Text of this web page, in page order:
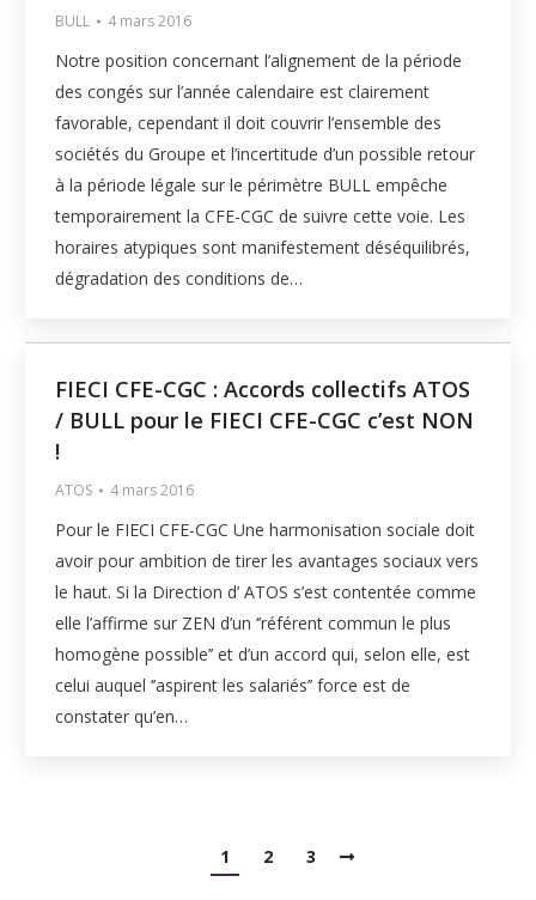
BULL 4 mars 2016
Notre position concernant l’alignement de la période
des congés sur l’année calendaire est clairement
favorable, cependant il doit couvrir l’ensemble des
sociétés du Groupe et l’incertitude d’un possible retour
à la période légale sur le périmètre BULL empêche
temporairement la CFE-CGC de suivre cette voie. Les
horaires atypiques sont manifestement déséquilibrés,
dégradation des conditions de…
FIECI CFE-CGC : Accords collectifs ATOS
/ BULL pour le FIECI CFE-CGC c’est NON
!
ATOS 4 mars 2016
Pour le FIECI CFE-CGC Une harmonisation sociale doit
avoir pour ambition de tirer les avantages sociaux vers
le haut. Si la Direction d’ ATOS s’est contentée comme
elle l’affirme sur ZEN d’un ‘’référent commun le plus
homogène possible’’ et d’un accord qui, selon elle, est
celui auquel ‘’aspirent les salariés’’ force est de
constater qu’en…
1 2 3